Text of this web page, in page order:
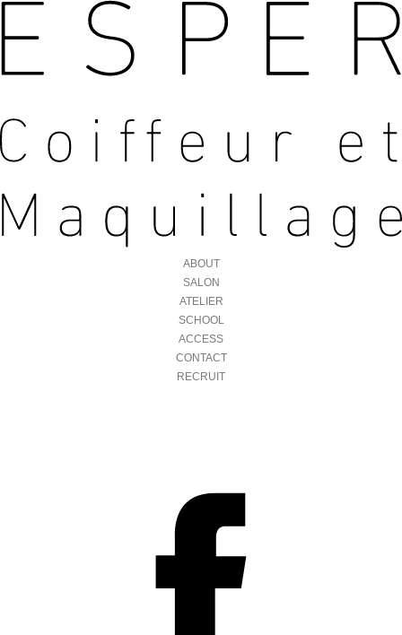
ABOUT
SALON
ATELIER
SCHOOL
ACCESS
CONTACT
RECRUIT